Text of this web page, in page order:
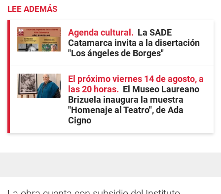
LEE ADEMÁS
Agenda cultural
La SADE
Catamarca invita a la disertación
"Los ángeles de Borges"
El próximo viernes 14 de agosto, a
las 20 horas
El Museo Laureano
Brizuela inaugura la muestra
"Homenaje al Teatro", de Ada
Cigno